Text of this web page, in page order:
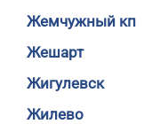
Жемчужный кп
Жешарт
Жигулевск
Жилево